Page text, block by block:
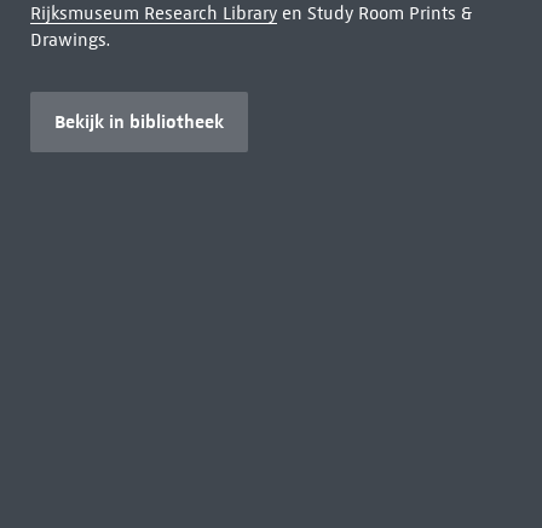
Rijksmuseum Research Libraryen Study Room Prints &
Drawings.
Bekijk in bibliotheek